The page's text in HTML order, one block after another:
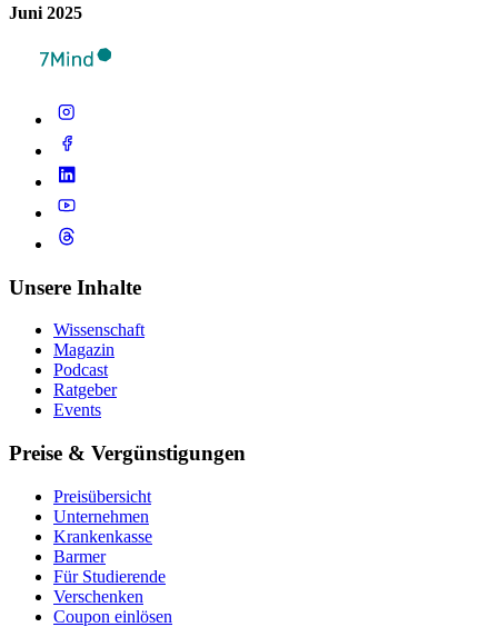
Juni 2025
Unsere Inhalte
Wissenschaft
Magazin
Podcast
Ratgeber
Events
Preise & Vergünstigungen
Preisübersicht
Unternehmen
Krankenkasse
Barmer
Für Studierende
Ver­schen­ken
Coupon einlösen